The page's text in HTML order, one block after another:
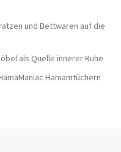
und Bettwaren auf die
als Quelle innerer Ruhe
Hamamtüchern